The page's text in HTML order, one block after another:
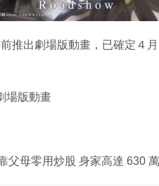
推出劇場版動畫，已確定４
場版動畫
父母零用炒股 身家高達 630